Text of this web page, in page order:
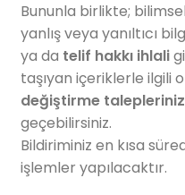
Bununla birlikte;
yanlış veya yanıltıcı
ya da telif hakkı ihlali
taşıyan içeriklerle ilgili
değiştirme talepleriniz
geçebilirsiniz.
Bildiriminiz en kısa
işlemler yapılacaktır.